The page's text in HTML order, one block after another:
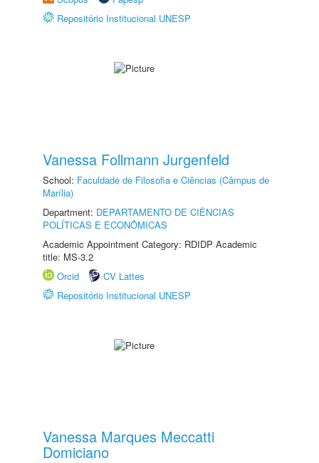
Repositório Institucional UNESP
Vanessa Follmann Jurgenfeld
School: Faculdade de Filosofia e Ciências (Câmpus de
Marília)
Department: DEPARTAMENTO DE CIÊNCIAS
POLÍTICAS E ECONÔMICAS
Academic Appointment Category: RDIDP Academic
title: MS-3.2
Orcid
CV Lattes
Repositório Institucional UNESP
Vanessa Marques Meccatti
Domiciano